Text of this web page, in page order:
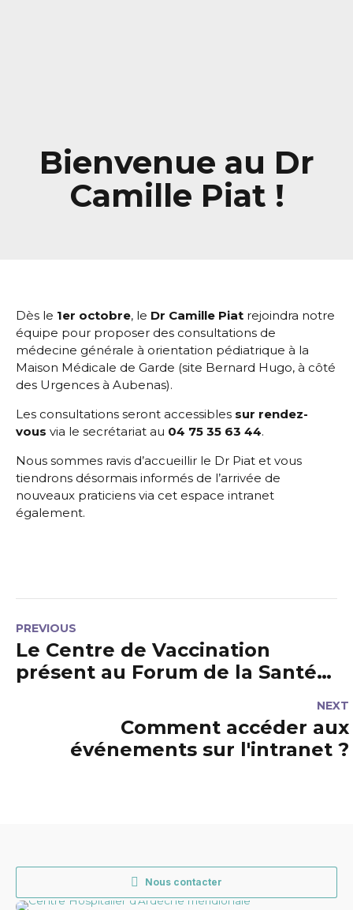
Bienvenue au Dr
Camille Piat !
Dès le 1er octobre, le Dr Camille Piat rejoindra notre
équipe pour proposer des consultations de
médecine générale à orientation pédiatrique à la
Maison Médicale de Garde (site Bernard Hugo, à côté
des Urgences à Aubenas).
Les consultations seront accessibles sur rendez-
vous via le secrétariat au 04 75 35 63 44.
Nous sommes ravis d’accueillir le Dr Piat et vous
tiendrons désormais informés de l’arrivée de
nouveaux praticiens via cet espace intranet
également.
PREVIOUS
Le Centre de Vaccination
présent au Forum de la Santé
NEXT
Comment accéder aux
événements sur l'intranet ?
Nous contacter